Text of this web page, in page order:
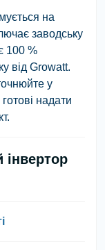
на
заводську
100 %
від Growatt.
у
надати